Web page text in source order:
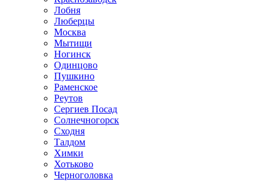
Лобня
Люберцы
Москва
Мытищи
Ногинск
Одинцово
Пушкино
Раменское
Реутов
Сергиев Посад
Солнечногорск
Сходня
Талдом
Химки
Хотьково
Черноголовка